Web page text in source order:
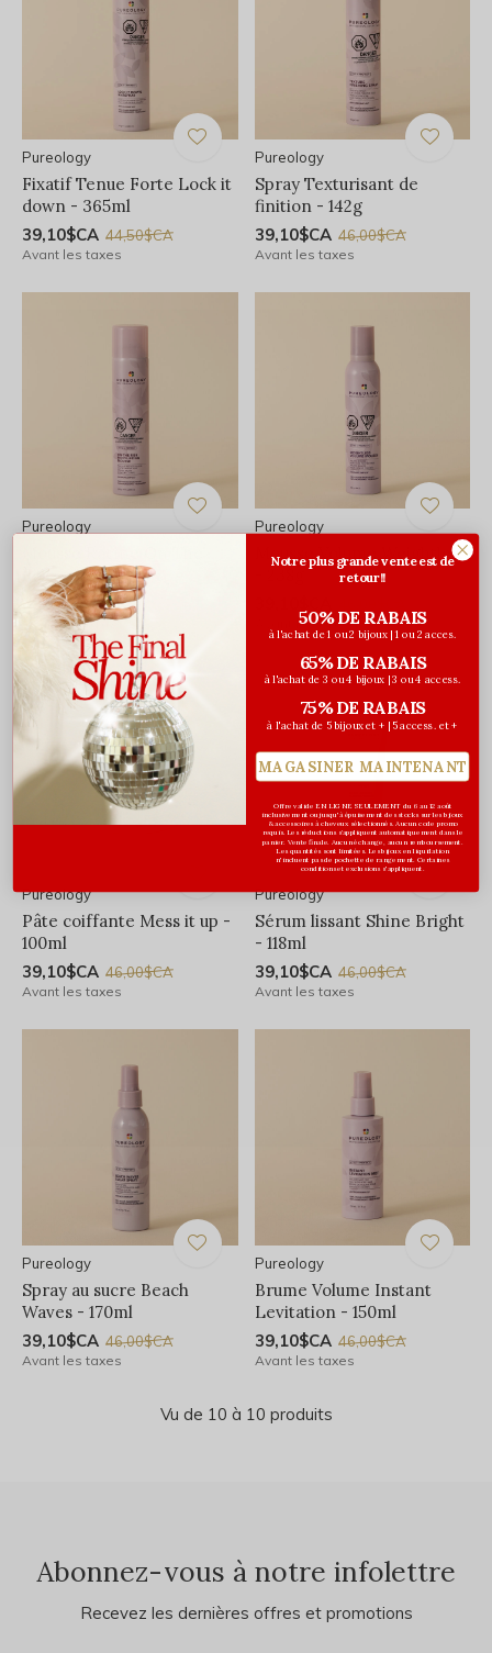
Pureology
Fixatif Tenue Forte Lock it
down - 365ml
39,10$CA 44,50$CA
Avant les taxes
Pureology
Spray Texturisant de
finition - 142g
39,10$CA 46,00$CA
Avant les taxes
Pureology
Rise - 300ml
39,10$CA 46,00$CA
Avant les taxes
Pureology
Mousse Volume Weightless
Avant les taxes
Pureology
Pâte coiffante Mess it up -
100ml
39,10$CA 46,00$CA
Avant les taxes
Pureology
Sérum lissant Shine Bright
- 118ml
39,10$CA 46,00$CA
Avant les taxes
Pureology
Spray au sucre Beach
Waves - 170ml
39,10$CA 46,00$CA
Avant les taxes
Pureology
Brume Volume Instant
Levitation - 150ml
39,10$CA 46,00$CA
Avant les taxes
Vu de 10 à 10 produits
Abonnez-vous à notre infolettre
Recevez les dernières offres et promotions
Notre plus grande vente est de
retour!!
50% DE RABAIS
à l'achat de 1 ou 2 bijoux | 1 ou 2 acces.
65% DE RABAIS
à l'achat de 3 ou 4 bijoux | 3 ou 4 access.
75% DE RABAIS
à l'achat de 5 bijoux et + | 5 access. et +
MAGASINER MAINTENANT
Offre valide EN LIGNE SEULEMENT du 6 au 12 août
inclusivement ou jusqu'à épuisement des stocks sur les bijoux
& accessoires à cheveux sélectionnés. Aucun code promo
requis. Les réductions s’appliquent automatiquement dans le
panier. Vente finale. Aucun échange, aucun remboursement.
Les quantités sont limitées. Les bijoux en liquidation
n'incluent pas de pochette de rangement. Certaines
conditions et exclusions s'appliquent.